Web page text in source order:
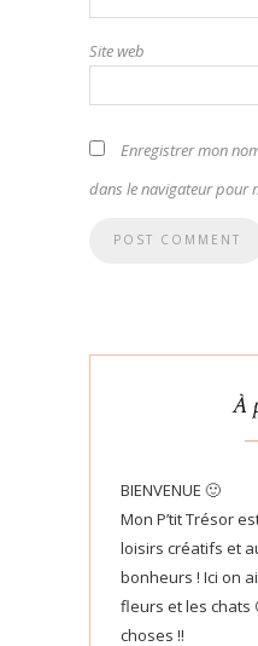
Site web
Enregistrer mon
dans le navigateur pour
À
BIENVENUE 🙂
Mon P’tit Trésor
loisirs créatifs et
bonheurs ! Ici on
fleurs et les chats
choses !!